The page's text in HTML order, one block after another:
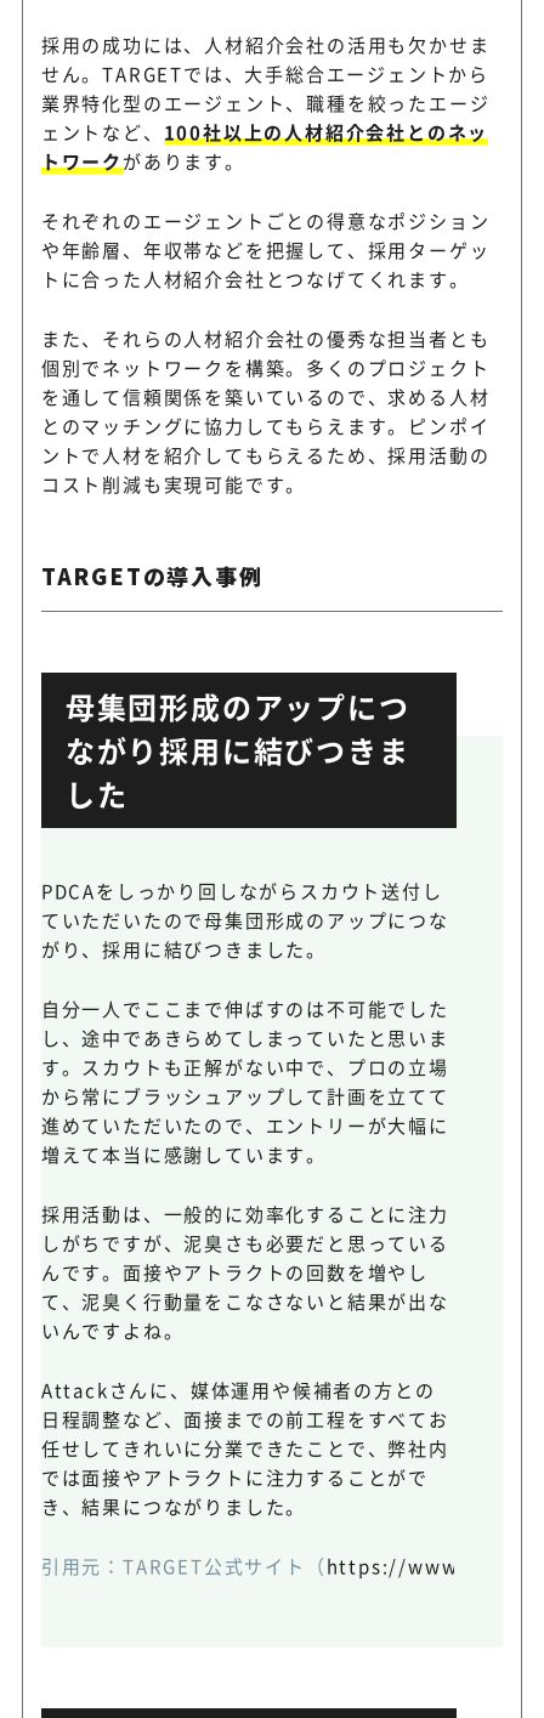
採用の成功には、人材紹介会社の活用も欠かせま
せん。TARGETでは、大手総合エージェントから
業界特化型のエージェント、職種を絞ったエージ
ェントなど、 100社以上の人材紹介会社とのネッ
トワークがあります。
それぞれのエージェントごとの得意なポジション
や年齢層、年収帯などを把握して、採用ターゲッ
トに合った人材紹介会社とつなげてくれます。
また、それらの人材紹介会社の優秀な担当者とも
個別でネットワークを構築。多くのプロジェクト
を通して信頼関係を築いているので、求める人材
とのマッチングに協力してもらえます。ピンポイ
ントで人材を紹介してもらえるため、採用活動の
コスト削減も実現可能です。
TARGETの導入事例
母集団形成のアップにつ
ながり採用に結びつきま
した
PDCAをしっかり回しながらスカウト送付し
ていただいたので母集団形成のアップにつな
がり、採用に結びつきました。
自分一人でここまで伸ばすのは不可能でした
し、途中であきらめてしまっていたと思いま
す。スカウトも正解がない中で、プロの立場
から常にブラッシュアップして計画を立てて
進めていただいたので、エントリーが大幅に
増えて本当に感謝しています。
採用活動は、一般的に効率化することに注力
しがちですが、泥臭さも必要だと思っている
んです。面接やアトラクトの回数を増やし
て、泥臭く行動量をこなさないと結果が出な
いんですよね。
Attackさんに、媒体運用や候補者の方との
日程調整など、面接までの前工程をすべてお
任せしてきれいに分業できたことで、弊社内
では面接やアトラクトに注力することがで
き、結果につながりました。
引用元：TARGET公式サイト （https://